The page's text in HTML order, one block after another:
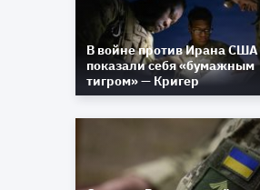
В войне против Ирана США
показали себя «бумажным
тигром» — Кригер